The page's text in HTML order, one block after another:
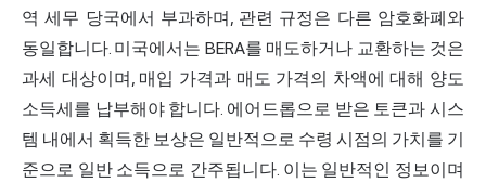
역 세무 당국에서 부과하며, 관련 규정은 다른 암호화폐와
동일합니다. 미국에서는 BERA를 매도하거나 교환하는 것은
과세 대상이며, 매입 가격과 매도 가격의 차액에 대해 양도
소득세를 납부해야 합니다. 에어드롭으로 받은 토큰과 시스
템 내에서 획득한 보상은 일반적으로 수령 시점의 가치를 기
준으로 일반 소득으로 간주됩니다. 이는 일반적인 정보이며